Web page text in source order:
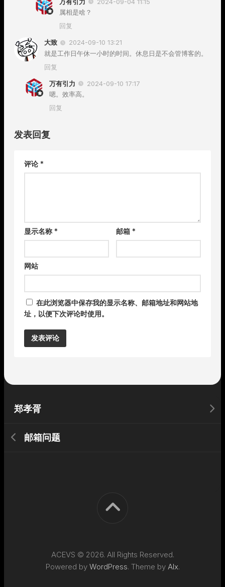
属相是啥？
回复
大致
2024-09-10 13:21
就是工作日午休一小时的时间。休息日是不会管博客的。
回复
万有引力
2024-09-10 17:17
嗯。效率高。
回复
发表回复
评论 *
显示名称 * 邮箱*
网站
在此浏览器中保存我的显示名称、邮箱地址和网站地
址，以便下次评论时使用。
郑孝胥
邮箱问题
ACEVS © 2026. All Rights Reserved.
Powered by WordPress. Theme by Alx.